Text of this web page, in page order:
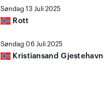
Søndag 13 Juli 2025
Rott
Søndag 06 Juli 2025
Kristiansand Gjestehavn